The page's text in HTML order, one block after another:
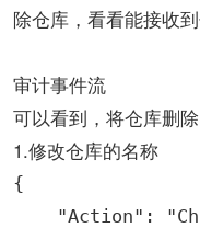
除仓库，看看能接收
审计事件流
可以看到，将仓库删
1.修改仓库的名称
{
"Action":